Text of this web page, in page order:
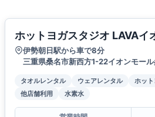
ホットヨガスタジオ LAVAイ
伊勢朝日駅から車で8分
三重県桑名市新西方1-22イオンモー
タオルレンタル ウェアレンタル ホッ
他店舗利用
水素水